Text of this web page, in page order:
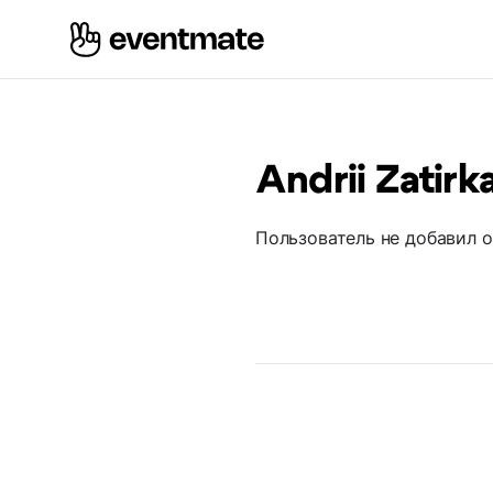
Andrii
Пользователь не добавил